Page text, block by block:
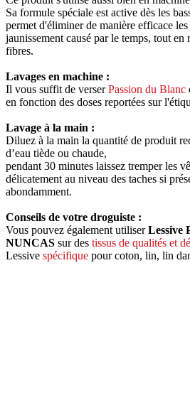
Sa formule spéciale est active dès les
permet d'éliminer de manière efficace les
jaunissement causé par le temps, tout en
fibres.
Lavages en machine :
Il vous suffit de verserPassion du Blanc
en fonction des doses reportées sur
Lavage à la main :
Diluez à la main la quantité de produit
d’eau tiède ou chaude,
pendant 30 minutes laissez tremper les
délicatement au niveau des taches si
abondamment.
Conseils de votre droguiste :
Vous pouvez également utiliserLessive
NUNCAS sur des tissus de qualités et
Lessive spécifique pour coton, lin, lin